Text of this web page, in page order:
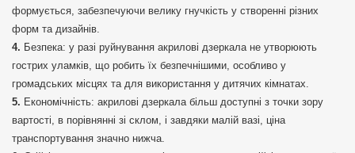
формується, забезпечуючи велику гнучкість у створенні різних
форм та дизайнів.
Безпека: у разі руйнування акрилові дзеркала не утворюють
гострих уламків, що робить їх безпечнішими, особливо у
громадських місцях та для використання у дитячих кімнатах.
Економічність: акрилові дзеркала більш доступні з точки зору
вартості, в порівнянні зі склом, і завдяки малій вазі, ціна
транспортування значно нижча.